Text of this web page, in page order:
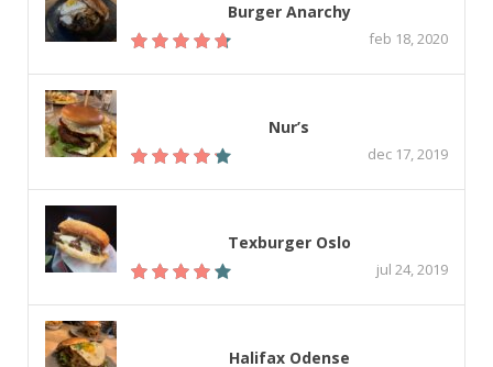
Burger Anarchy
feb 18, 2020
Nur’s
dec 17, 2019
Texburger Oslo
jul 24, 2019
Halifax Odense